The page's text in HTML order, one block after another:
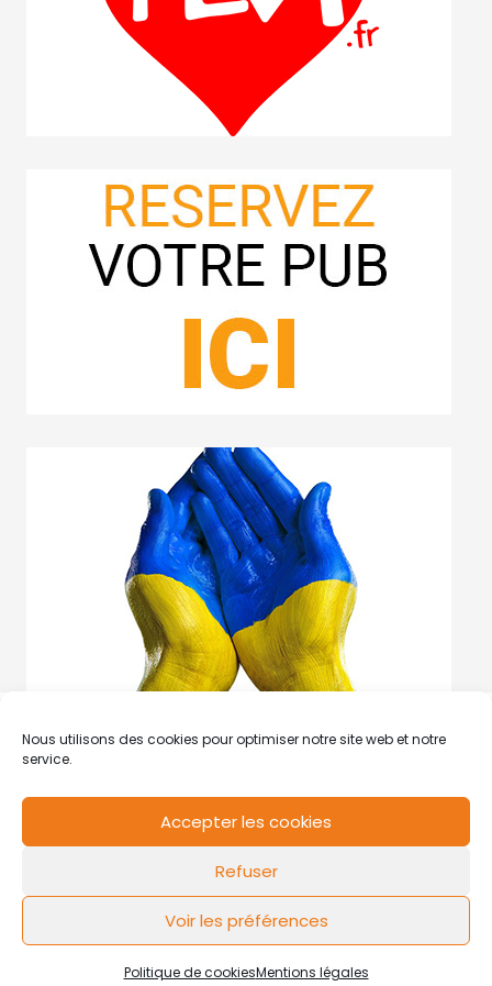
Nous utilisons des cookies pour optimiser notre site web et notre
service.
Accepter les cookies
Refuser
Voir les préférences
Politique de cookiesMentions légales
Mentions légales Politique de cookies
FLOW44